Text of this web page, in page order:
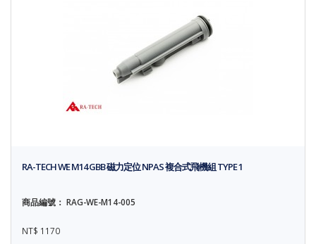
RA-TECH WE M14 GBB 磁力定位 NPAS 複合式飛機組 TYPE 1
商品編號： RAG-WE-M14-005
NT$ 1170